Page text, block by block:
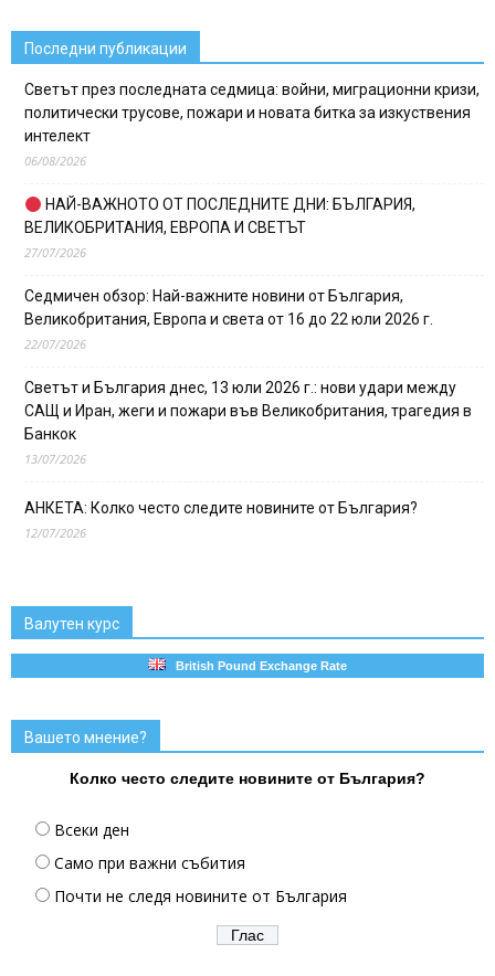
Последни публикации
Светът през последната седмица: войни, миграционни кризи,
политически трусове, пожари и новата битка за изкуствения
интелект
06/08/2026
НАЙ-ВАЖНОТО ОТ ПОСЛЕДНИТЕ ДНИ: БЪЛГАРИЯ,
ВЕЛИКОБРИТАНИЯ, ЕВРОПА И СВЕТЪТ
27/07/2026
Седмичен обзор: Най-важните новини от България,
Великобритания, Европа и света от 16 до 22 юли 2026 г.
22/07/2026
Светът и България днес, 13 юли 2026 г.: нови удари между
САЩ и Иран, жеги и пожари във Великобритания, трагедия в
Банкок
13/07/2026
АНКЕТА: Колко често следите новините от България?
12/07/2026
Валутен курс
British Pound Exchange Rate
Вашето мнение?
Колко често следите новините от България?
Всеки ден
Само при важни събития
Почти не следя новините от България